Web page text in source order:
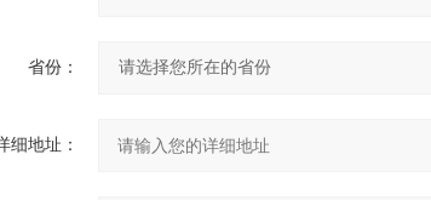
省份：
细地址：